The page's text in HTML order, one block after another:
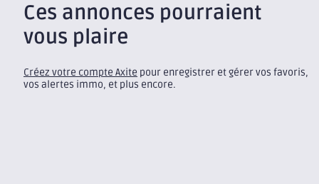
Ces annonces pourraient
vous plaire
Créez votre compte Axite pour enregistrer et gérer vos favoris,
vos alertes immo, et plus encore.